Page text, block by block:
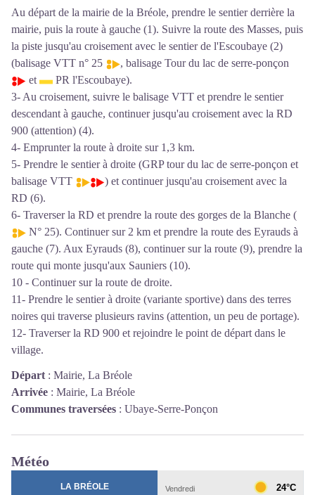
Au départ de la mairie de la Bréole, prendre le sentier derrière la
mairie, puis la route à gauche (1). Suivre la route des Masses, puis
la piste jusqu'au croisement avec le sentier de l'Escoubaye (2)
(balisage VTT n° 25
, balisage Tour du lac de serre-ponçon
et
PR l'Escoubaye).
3- Au croisement, suivre le balisage VTT et prendre le sentier
descendant à gauche, continuer jusqu'au croisement avec la RD
900 (attention) (4).
4- Emprunter la route à droite sur 1,3 km.
5- Prendre le sentier à droite (GRP tour du lac de serre-ponçon et
balisage VTT
) et continuer jusqu'au croisement avec la
RD (6).
6- Traverser la RD et prendre la route des gorges de la Blanche (
N° 25). Continuer sur 2 km et prendre la route des Eyrauds à
gauche (7). Aux Eyrauds (8), continuer sur la route (9), prendre la
route qui monte jusqu'aux Sauniers (10).
10 - Continuer sur la route de droite.
11- Prendre le sentier à droite (variante sportive) dans des terres
noires qui traverse plusieurs ravins (attention, un peu de portage).
12- Traverser la RD 900 et rejoindre le point de départ dans le
village.
Départ : Mairie, La Bréole
Arrivée : Mairie, La Bréole
Communes traversées : Ubaye-Serre-Ponçon
Météo